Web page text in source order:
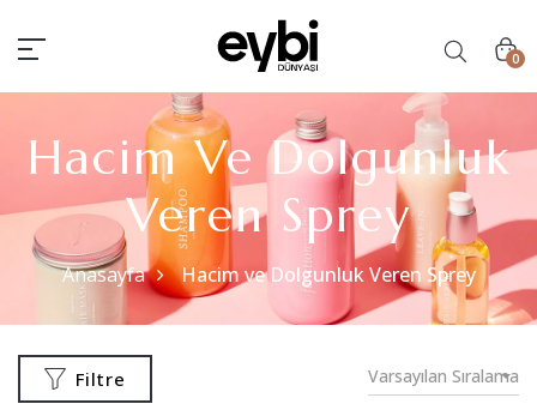
0
Hacim Ve Dolgunluk
Veren Sprey
Anasayfa Hacim ve Dolgunluk Veren Sprey
Filtre Varsayılan Sıralama